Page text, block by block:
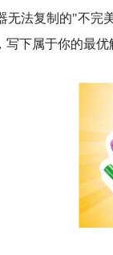
无法复制的"不
下属于你的最优